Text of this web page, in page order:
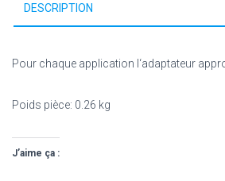
DESCRIPTION
Pour chaque application l‘adaptateur
Poids pièce: 0.26 kg
J’aime ça :